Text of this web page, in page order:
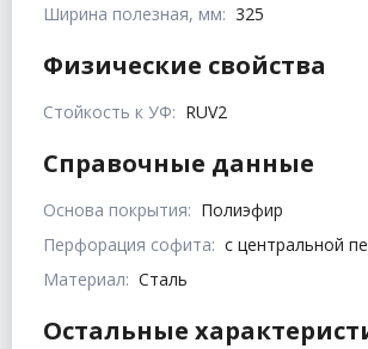
Ширина полезная, мм: 325
Физические свойства
Стойкость к УФ: RUV2
Справочные данные
Основа покрытия: Полиэфир
Перфорация софита: с центральной
Материал: Сталь
Остальные